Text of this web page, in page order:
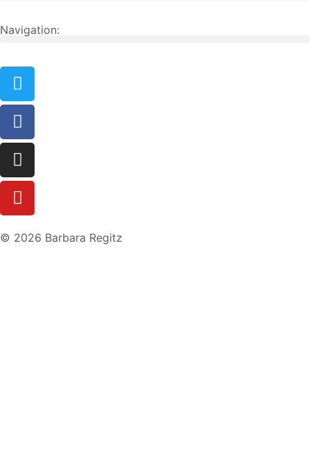
Navigation:
© 2026 Barbara Regitz